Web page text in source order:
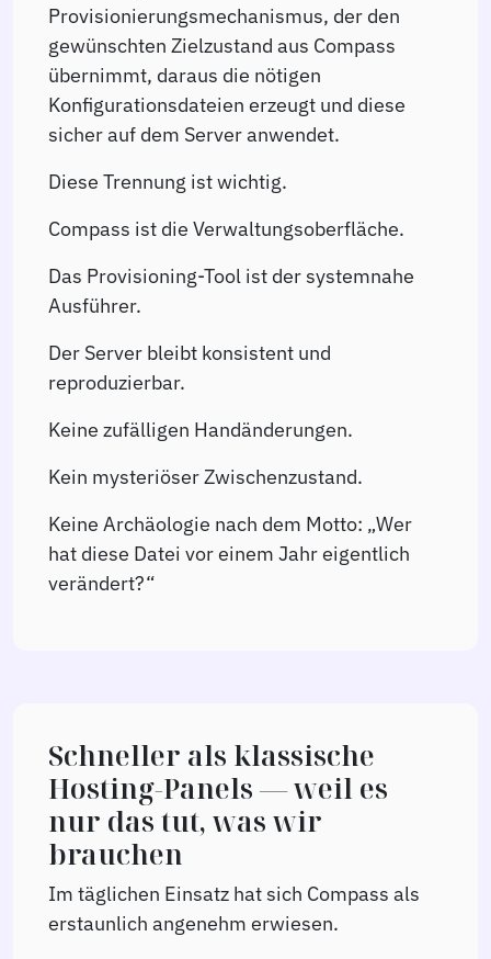
Provisionierungsmechanismus, der den
gewünschten Zielzustand aus Compass
übernimmt, daraus die nötigen
Konfigurationsdateien erzeugt und diese
sicher auf dem Server anwendet.
Diese Trennung ist wichtig.
Compass ist die Verwaltungsoberfläche.
Das Provisioning-Tool ist der systemnahe
Ausführer.
Der Server bleibt konsistent und
reproduzierbar.
Keine zufälligen Handänderungen.
Kein mysteriöser Zwischenzustand.
Keine Archäologie nach dem Motto: „Wer
hat diese Datei vor einem Jahr eigentlich
verändert?“
Schneller als klassische
Hosting-Panels — weil es
nur das tut, was wir
brauchen
Im täglichen Einsatz hat sich Compass als
erstaunlich angenehm erwiesen.